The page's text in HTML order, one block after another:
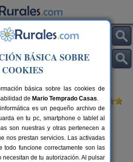
de Escalona
BÁSICA SOBRE
COOKIES
básica sobre las cookies de
de Mario Temprado Casas.
es un pequeño archivo de
en tu pc, smartphone o tablet al
son nuestras y otras pertenecen a
nos prestan servicios. Las activadas
todo funcione correctamente son las
necesitan de tu autorización. Al pulsar